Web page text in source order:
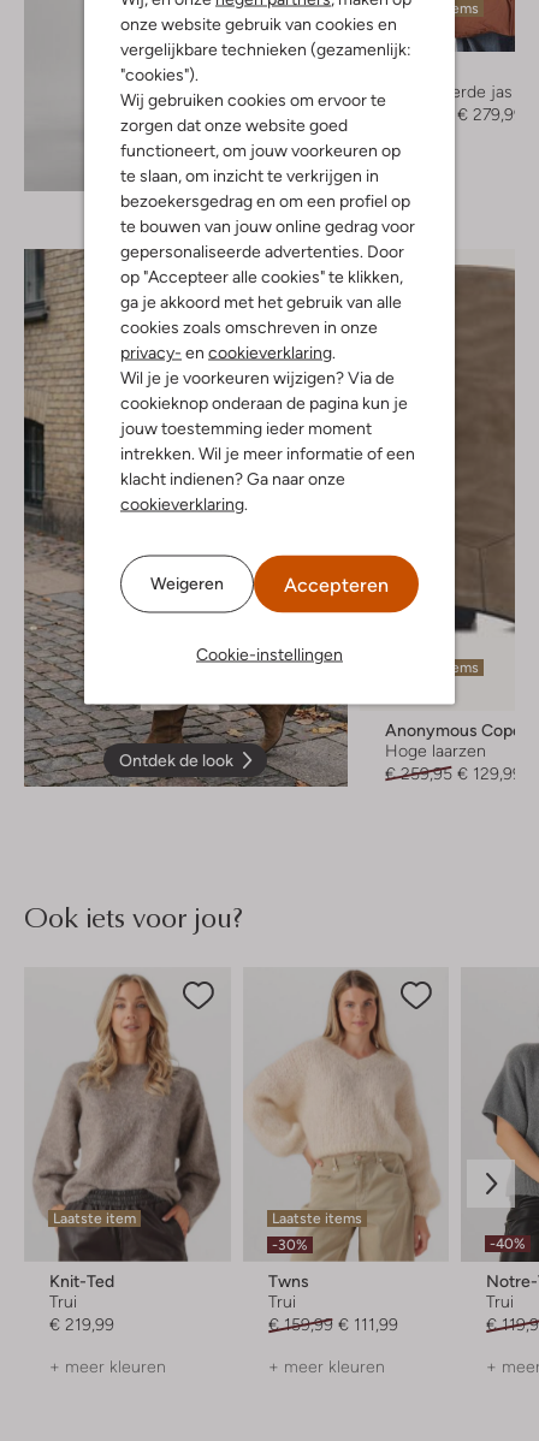
onze website gebruik van cookies en
vergelijkbare technieken (gezamenlijk:
"cookies").
Wij gebruiken cookies om ervoor te
zorgen dat onze website goed
functioneert, om jouw voorkeuren op
te slaan, om inzicht te verkrijgen in
bezoekersgedrag en om een profiel op
te bouwen van jouw online gedrag voor
gepersonaliseerde advertenties. Door
op "Accepteer alle cookies" te klikken,
ga je akkoord met het gebruik van alle
cookies zoals omschreven in onze
privacy- en cookieverklaring
Wil je je voorkeuren wijzigen? Via de
cookieknop onderaan de pagina kun je
jouw toestemming ieder moment
intrekken. Wil je meer informatie of een
klacht indienen? Ga naar onze
cookieverklaring
Weigeren Accepteren
Cookie-instellingen
Ontdek de look
Laatste items
-30%
Gewatteerde jas
€ 279,99
Ontdek de look
Laatste items
Anonymous
Hoge laarzen
€ 259,95 € 129,99
Ook iets voor jou?
Laatste item
Knit-Ted
Trui
€ 219,99
+ meer kleuren
Laatste items
-30%
Twns
Trui
€ 159,99 € 111,99
+ meer kleuren
-40%
Trui
€
+